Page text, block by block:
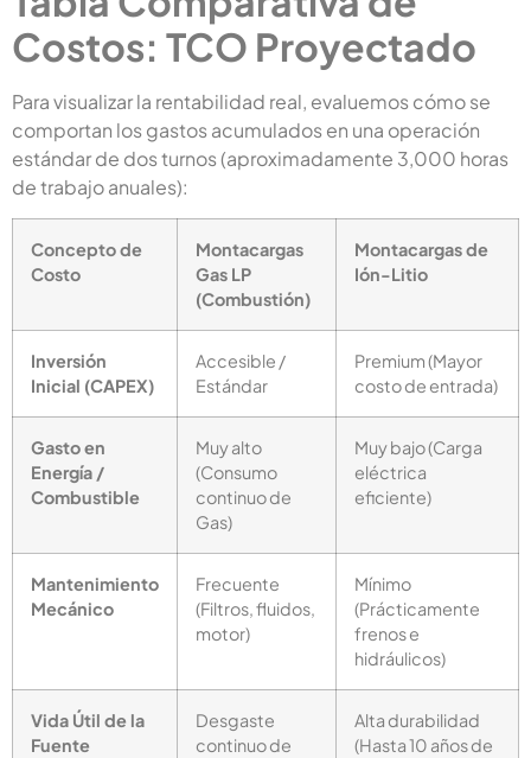
Costos: TCO Proyectado
Para visualizar la rentabilidad real, evaluemos cómo se
comportan los gastos acumulados en una operación
estándar de dos turnos (aproximadamente 3,000 horas
de trabajo anuales):
Concepto de
Costo
Montacargas
Gas LP
(Combustión)
Montacargas de
Ión-Litio
Inversión
Inicial (CAPEX)
Accesible /
Estándar
Premium (Mayor
costo de entrada)
Gasto en
Energía /
Combustible
Muy alto
(Consumo
continuo de
Gas)
Muy bajo (Carga
eléctrica
eficiente)
Mantenimiento
Mecánico
Frecuente
(Filtros, fluidos,
motor)
Mínimo
(Prácticamente
frenos e
hidráulicos)
Vida Útil de la
Fuente
Desgaste
continuo de
Alta durabilidad
(Hasta 10 años de